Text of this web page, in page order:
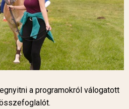
a programokról válogatott